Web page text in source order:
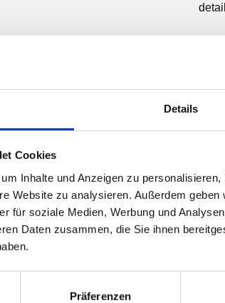
Details
Cookies
Inhalte und Anzeigen zu
Website zu analysieren. Außerdem
für soziale Medien, Werbung und
Daten zusammen, die Sie ihnen
Präferenzen
Roboter zur Bestückung der
erreichen wir bei der
Prozessstabilität.